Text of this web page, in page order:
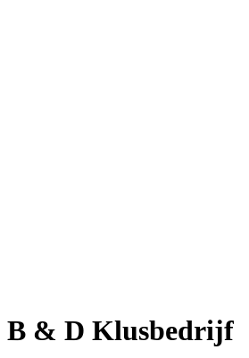
B & D Klusbedrijf